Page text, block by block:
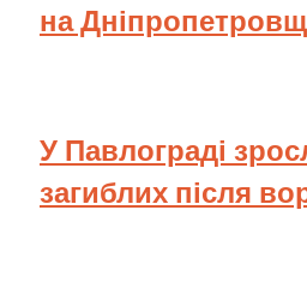
на
У Павлограді
загиблих після